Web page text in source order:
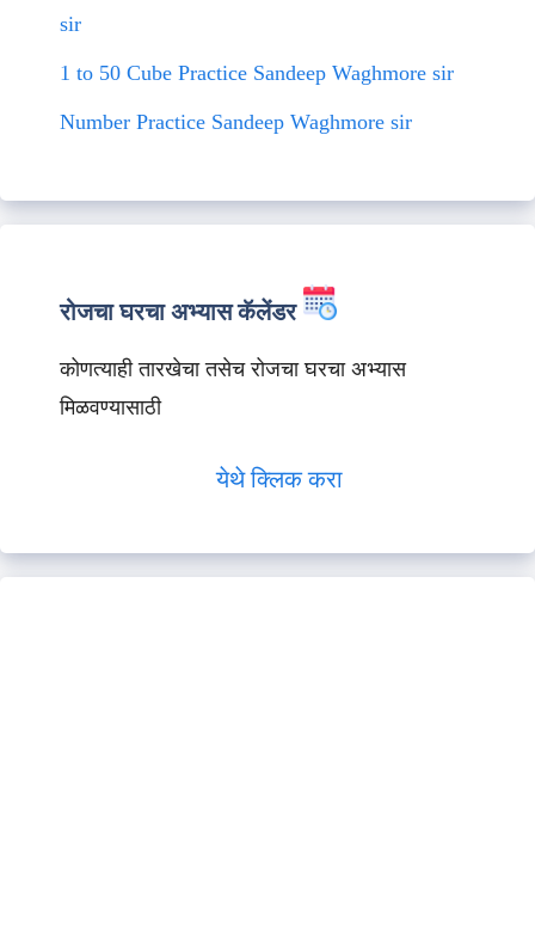
sir
1 to 50 Cube Practice Sandeep Waghmore sir
Number Practice Sandeep Waghmore sir
रोजचा घरचा अभ्यास कॅलेंडर
कोणत्याही तारखेचा तसेच रोजचा घरचा अभ्यास
मिळवण्यासाठी
येथे क्लिक करा